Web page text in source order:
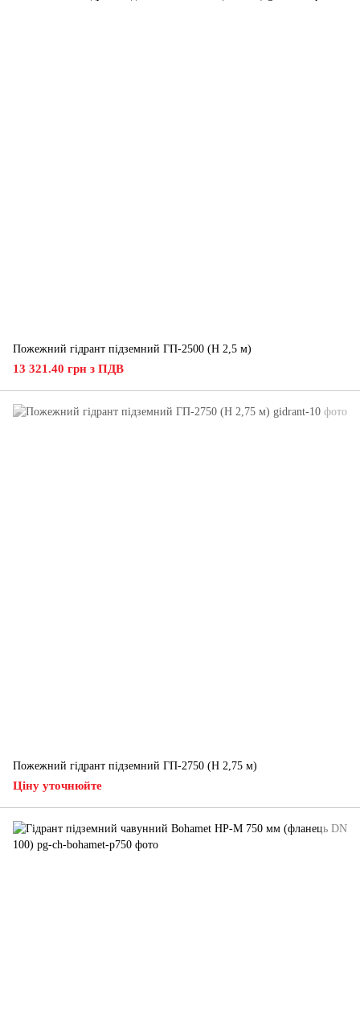
Пожежний гідрант підземний ГП-2500 (H 2,5 м)
13 321.40 грн з ПДВ
Пожежний гідрант підземний ГП-2750 (H 2,75 м)
Ціну уточнюйте